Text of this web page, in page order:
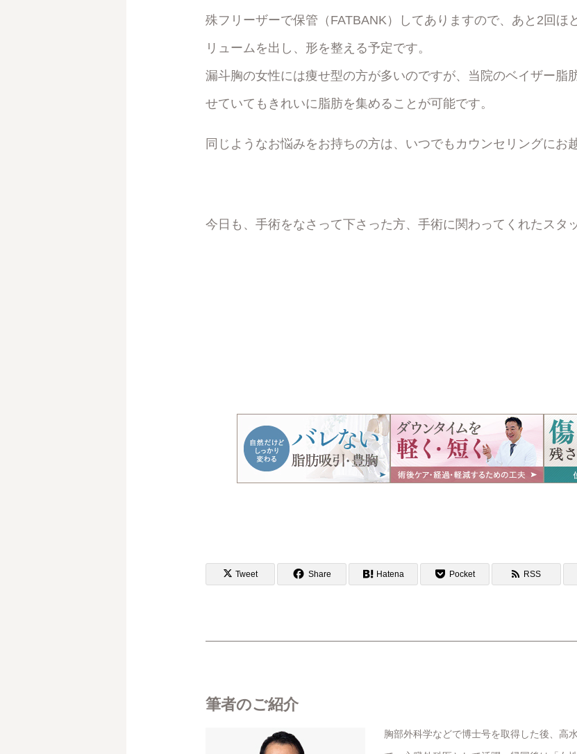
殊フリーザーで保管（FATBANK）してありますので、あと2回ほ
リュームを出し、形を整える予定です。
漏斗胸の女性には痩せ型の方が多いのですが、当院のベイザー脂
せていてもきれいに脂肪を集めることが可能です。
同じようなお悩みをお持ちの方は、いつでもカウンセリングにお
今日も、手術をなさって下さった方、手術に関わってくれたスタ
Tweet Share Hatena Pocket RSS
筆者のご紹介
胸部外科学などで博士号を取得した後、高